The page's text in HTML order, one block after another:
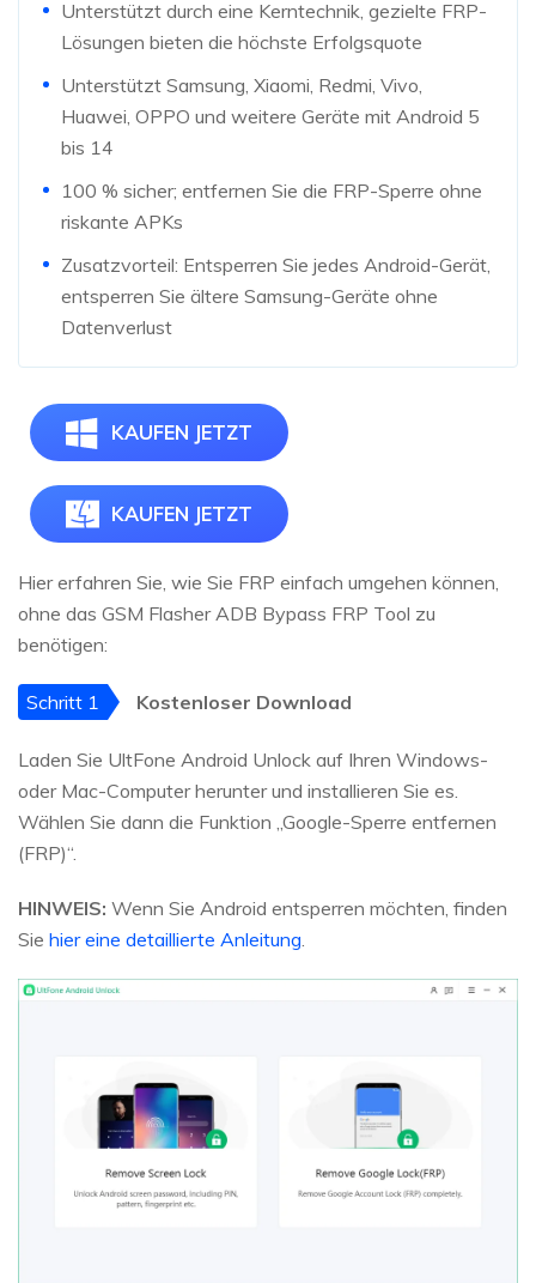
Unterstützt durch eine Kerntechnik, gezielte FRP-
Lösungen bieten die höchste Erfolgsquote
Unterstützt Samsung, Xiaomi, Redmi, Vivo,
Huawei, OPPO und weitere Geräte mit Android 5
bis 14
100 % sicher; entfernen Sie die FRP-Sperre ohne
riskante APKs
Zusatzvorteil: Entsperren Sie jedes Android-Gerät,
entsperren Sie ältere Samsung-Geräte ohne
Datenverlust
KAUFEN JETZT
KAUFEN JETZT
Hier erfahren Sie, wie Sie FRP einfach umgehen können,
ohne das GSM Flasher ADB Bypass FRP Tool zu
benötigen:
Schritt 1 Kostenloser Download
Laden Sie UltFone Android Unlock auf Ihren Windows-
oder Mac-Computer herunter und installieren Sie es.
Wählen Sie dann die Funktion „Google-Sperre entfernen
(FRP)“.
HINWEIS: Wenn Sie Android entsperren möchten, finden
Sie hier eine detaillierte Anleitung.